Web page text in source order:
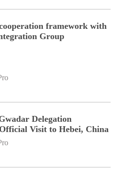
framework with
Group
Delegation
Visit to Hebei, China